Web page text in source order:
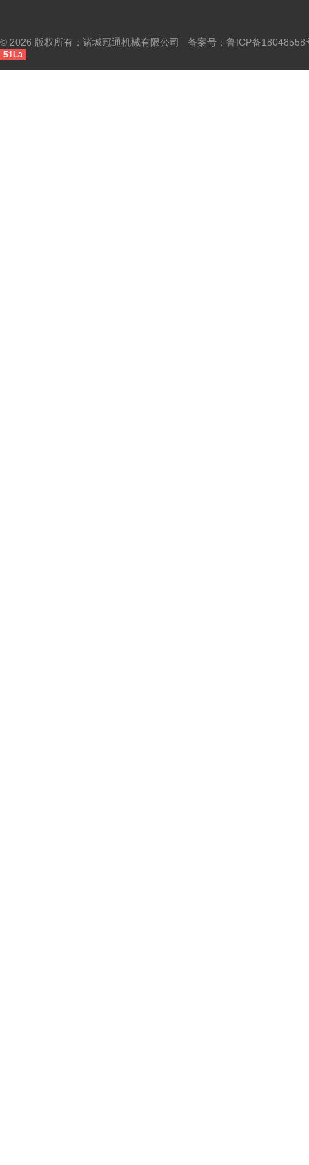
© 2026 版权所有：诸城冠通机械有限公司 备案号： 鲁ICP备18048558
51La